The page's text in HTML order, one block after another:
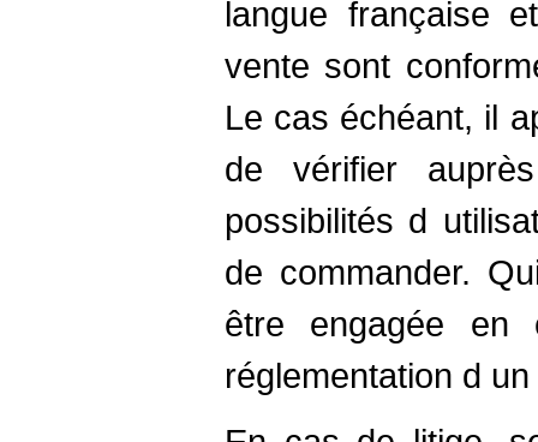
langue française
vente sont
Le cas échéant, il
de vérifier
possibilités d
de commander.
être engagée
réglementation d